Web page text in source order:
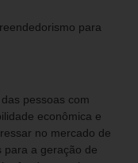
para
pessoas com
econômica e
no mercado de
para a geração de